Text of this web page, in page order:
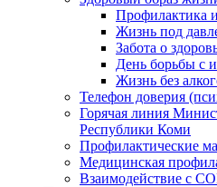
Профилактика
Жизнь под
Забота о
День борьбы с
Жизнь без
Телефон доверия
Горячая линия
Республики Коми
Профилактические
Медицинская
Взаимодействие с